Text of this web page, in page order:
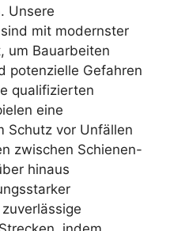
Unsere
mit modernster
um Bauarbeiten
potenzielle Gefahren
qualifizierten
eine
Schutz vor Unfällen
zwischen Schienen-
hinaus